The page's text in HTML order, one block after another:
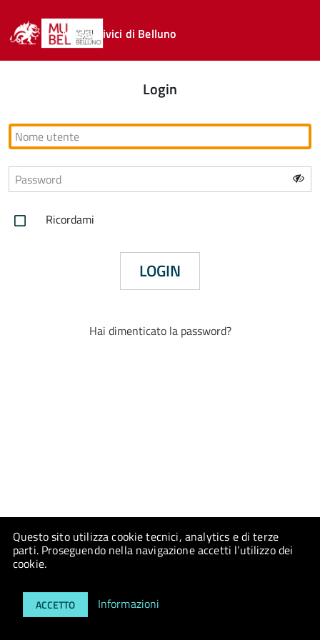
Musei Civici di Belluno
Login
Ricordami
LOGIN
Hai dimenticato la password?
Questo sito utilizza cookie tecnici, analytics e di terze
parti. Proseguendo nella navigazione accetti l’utilizzo dei
cookie.
ACCETTO Informazioni